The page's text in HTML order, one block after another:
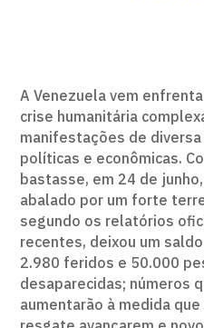
A Venezuela vem
crise humanitária
manifestações de
políticas e econômicas.
bastasse, em 24 de
abalado por um forte
segundo os relatórios
recentes, deixou um
2.980 feridos e 50.000
desaparecidas; números
aumentarão à medida